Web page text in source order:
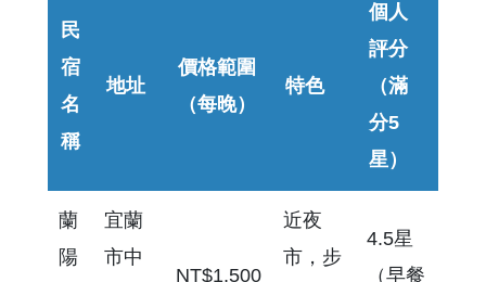
民
宿
名
稱
地址
價格範圍
（每晚）
特色
個人
評分
（滿
分5
星）
蘭
陽
宜蘭
市中
NT$1,500
近夜
市，步
4.5星
（早餐